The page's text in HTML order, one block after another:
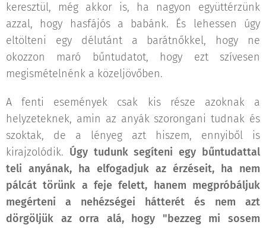
keresztül, még akkor is, ha nagyon együttérzünk
azzal, hogy hasfájós a babánk. És lehessen úgy
eltölteni egy délutánt a barátnőkkel, hogy ne
okozzon maró bűntudatot, hogy ezt szívesen
megismételnénk a közeljövőben.
A fenti események csak kis része azoknak a
helyzeteknek, amin az anyák szorongani tudnak és
szoktak, de a lényeg azt hiszem, ennyiből is
kirajzolódik. Úgy tudunk segíteni egy bűntudattal
teli anyának, ha elfogadjuk az érzéseit, ha nem
pálcát törünk a feje felett, hanem megpróbáljuk
megérteni a nehézségei hátterét és nem azt
dörgöljük az orra alá, hogy "bezzeg mi sosem